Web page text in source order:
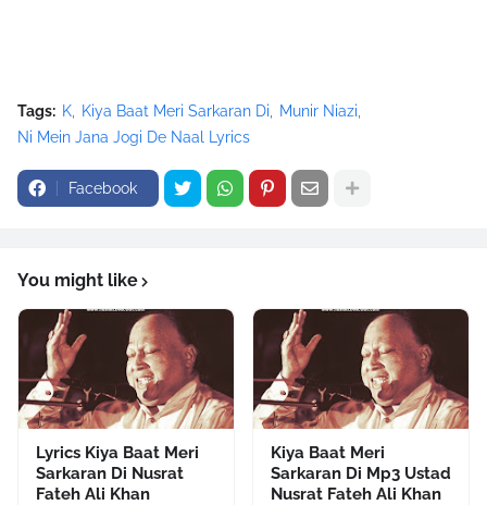
Tags: K Kiya Baat Meri Sarkaran Di
Munir Niazi
Ni Mein Jana Jogi De Naal Lyrics
Facebook
You might like
Lyrics Kiya Baat Meri
Sarkaran Di Nusrat
Fateh Ali Khan
Kiya Baat Meri
Sarkaran Di Mp3 Ustad
Nusrat Fateh Ali Khan